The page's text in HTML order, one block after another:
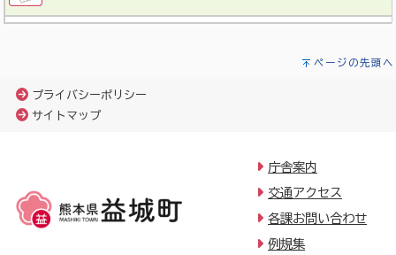
ページの先頭へ
プライバシーポリシー
サイトマップ
庁舎案内
交通アクセス
各課お問い合わせ
例規集